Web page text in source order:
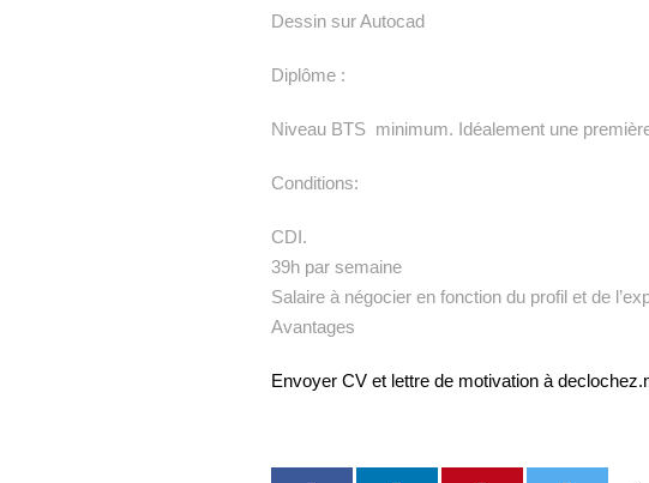
Dessin sur Autocad
Diplôme :
Niveau BTS minimum. Idéalement une
Conditions:
CDI.
39h par semaine
Salaire à négocier en fonction du profil et de
Avantages
Envoyer CV et lettre de motivation à